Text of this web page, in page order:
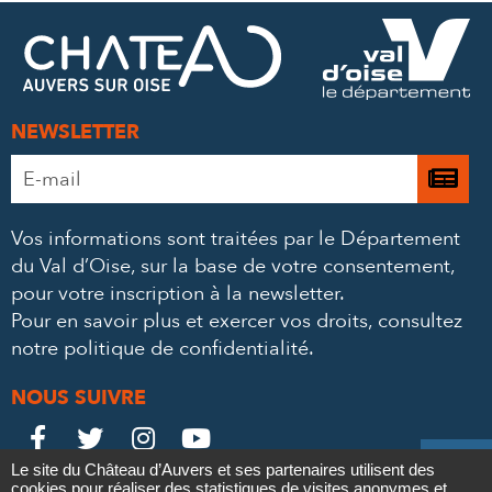
FACEBOOK
MAIL
NEWSLETTER
Adresse
e-
*
Je
à
Vos informations sont traitées par le Département
du Val d’Oise, sur la base de votre consentement,
pour votre inscription à la newsletter.
Pour en savoir plus et exercer vos droits, consultez
notre politique de confidentialité.
NOUS SUIVRE
Le

Le

Le

Le

Le site du Château d’Auvers et ses partenaires utilisent des
cookies pour réaliser des statistiques de visites anonymes et